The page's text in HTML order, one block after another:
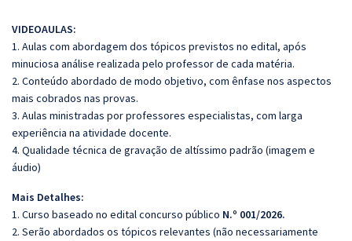
VIDEOAULAS:
1. Aulas com abordagem dos tópicos previstos no edital, após
minuciosa análise realizada pelo professor de cada matéria.
2. Conteúdo abordado de modo objetivo, com ênfase nos aspectos
mais cobrados nas provas.
3. Aulas ministradas por professores especialistas, com larga
experiência na atividade docente.
4. Qualidade técnica de gravação de altíssimo padrão (imagem e
áudio)
Mais Detalhes:
1. Curso baseado no edital concurso público N.º 001/2026.
2. Serão abordados os tópicos relevantes (não necessariamente